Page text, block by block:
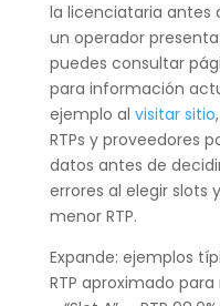
la licenciataria antes
un operador
puedes consultar
para información
ejemplo al visitar sitio
RTPs y proveedores
datos antes de
errores al elegir slots
menor RTP.
Expande: ejemplos
RTP aproximado